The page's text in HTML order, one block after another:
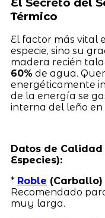
Térmico
El factor más vital
especie, sino su
madera recién
60% de agua.
energéticamente
de la energía se
interna del leño
Datos de
Especies):
* Roble (Carballo)
Recomendado
muy larga.